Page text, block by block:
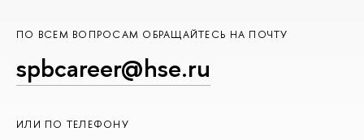
ПО ВСЕМ ВОПРОСАМ ОБРАЩАЙТЕСЬ НА ПОЧТУ
spbcareer@hse.ru
ИЛИ ПО ТЕЛЕФОНУ